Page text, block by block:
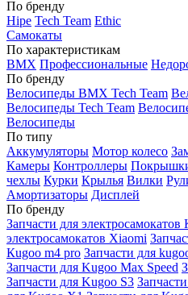
По бренду
Hipe Tech Team Ethic
Самокаты
По характеристикам
BMX Профессиональные
По бренду
Велосипеды BMX Tech Team
Велосипеды Tech Team
Велосипеды
По типу
Аккумуляторы Мотор колесо
Камеры Контроллеры
чехлы Курки Крылья Вилки
Амортизаторы Дисплей
По бренду
Запчасти для электросамокатов
электросамокатов Xiaomi
Кugoo m4 pro Запчасти для
Запчасти для Kugoo Max Speed
Запчасти для Kugoo S3